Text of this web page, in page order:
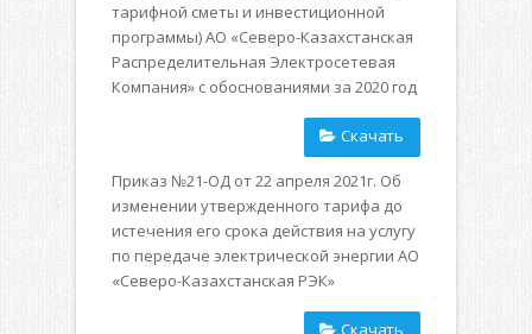
тарифной сметы и инвестиционной
программы) АО «Северо-Казахстанская
Распределительная Электросетевая
Компания» с обоснованиями за 2020 год
Скачать
Приказ №21-ОД от 22 апреля 2021г. Об
изменении утвержденного тарифа до
истечения его срока действия на услугу
по передаче электрической энергии АО
«Северо-Казахстанская РЭК»
Скачать